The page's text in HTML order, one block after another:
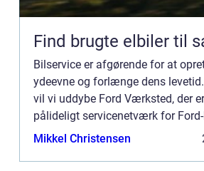
Find brugte elbiler til
Bilservice er afgørende for at
ydeevne og forlænge dens
vil vi uddybe Ford Værksted, der
pålideligt servicenetværk for
nærmere p&...
Mikkel Christensen